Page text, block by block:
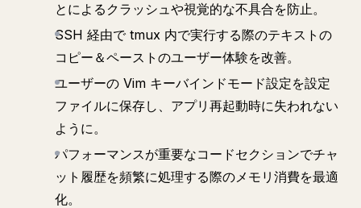
とによるクラッシュや視覚的な不具合を防止。
SSH 経由で tmux 内で実行する際のテキストの
コピー＆ペーストのユーザー体験を改善。
ユーザーの Vim キーバインドモード設定を設定
ファイルに保存し、アプリ再起動時に失われない
ように。
パフォーマンスが重要なコードセクションでチャ
ット履歴を頻繁に処理する際のメモリ消費を最適
化。